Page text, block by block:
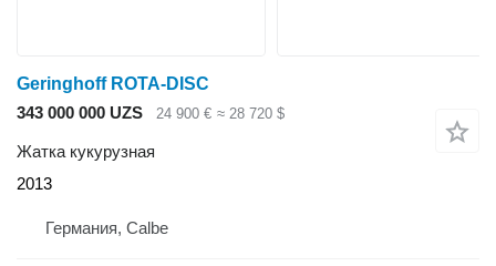
Geringhoff ROTA-DISC
343 000 000 UZS
24 900 € ≈ 28 720 $
Жатка кукурузная
2013
Германия, Calbe